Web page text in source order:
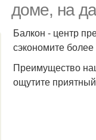
доме, на
Балкон - центр
сэкономите
Преимущество
ощутите